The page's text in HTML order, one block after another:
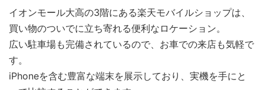
イオンモール大高の3階にある楽天モバイルショップは、
買い物のついでに立ち寄れる便利なロケーション。
広い駐車場も完備されているので、お車での来店も気軽で
す。
iPhoneを含む豊富な端末を展示しており、実機を手にと